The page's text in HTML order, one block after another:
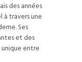
des années
à travers une
Ses
et des
entre